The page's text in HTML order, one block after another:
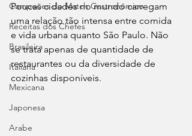
Campeões do Match Gastronômico
Receitas dos Chefes
Brasileira
Italiana
Mexicana
Japonesa
Arabe
Poucas cidades no mundo carregam
uma relação tão intensa entre comida
e vida urbana quanto São Paulo. Não
se trata apenas de quantidade de
restaurantes ou da diversidade de
cozinhas disponíveis.